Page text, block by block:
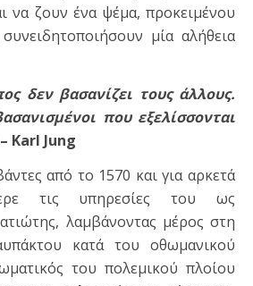
να ζουν ένα ψέμα, προκειμένου
μία αλήθεια
δεν βασανίζει τους άλλους.
που εξελίσσονται
– Karl Jung
από το 1570 και για αρκετά
τις υπηρεσίες του ως
λαμβάνοντας μέρος στη
κατά του οθωμανικού
του πολεμικού πλοίου